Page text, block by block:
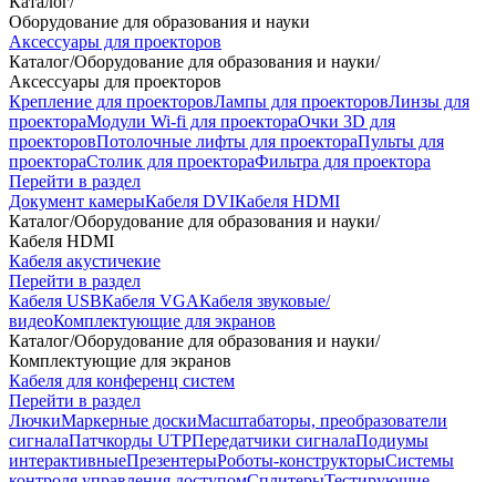
Оборудование для образования и науки
Аксессуары для проекторов
Каталог/Оборудование для образования и науки/
Аксессуары для проекторов
Крепление для проекторовЛампы для проекторовЛинзы для
проектораМодули Wi-fi для проектораОчки 3D для
проекторовПотолочные лифты для проектораПульты для
проектораСтолик для проектораФильтра для проектора
Перейти в раздел
Документ камерыКабеля DVIКабеля HDMI
Каталог/Оборудование для образования и науки/
Кабеля HDMI
Кабеля акустичекие
Перейти в раздел
Кабеля USBКабеля VGAКабеля звуковые/
видеоКомплектующие для экранов
Каталог/Оборудование для образования и науки/
Комплектующие для экранов
Кабеля для конференц систем
Перейти в раздел
ЛючкиМаркерные доскиМасштабаторы, преобразователи
сигналаПатчкорды UTPПередатчики сигналаПодиумы
интерактивныеПрезентерыРоботы-конструкторыСистемы